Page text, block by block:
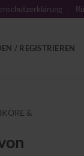
/ REGISTRIEREN
&